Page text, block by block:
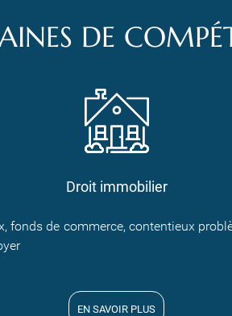
DE
Droit immobilier
fonds de commerce, contentieux
EN SAVOIR PLUS